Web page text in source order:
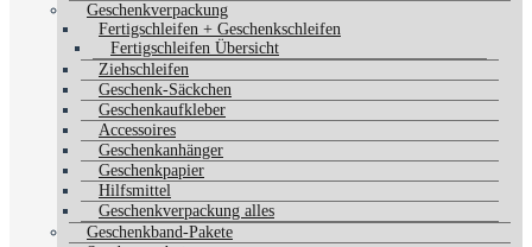
Geschenkverpackung
Fertigschleifen + Geschenkschleifen
Fertigschleifen Übersicht
Ziehschleifen
Geschenk-Säckchen
Geschenkaufkleber
Accessoires
Geschenkanhänger
Geschenkpapier
Hilfsmittel
Geschenkverpackung alles
Geschenkband-Pakete